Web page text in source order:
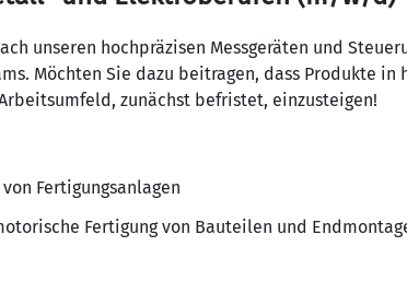
unseren hochpräzisen Messgeräten und
Möchten Sie dazu beitragen, dass Produkte
zunächst befristet, einzusteigen!
Fertigungsanlagen
Fertigung von Bauteilen und